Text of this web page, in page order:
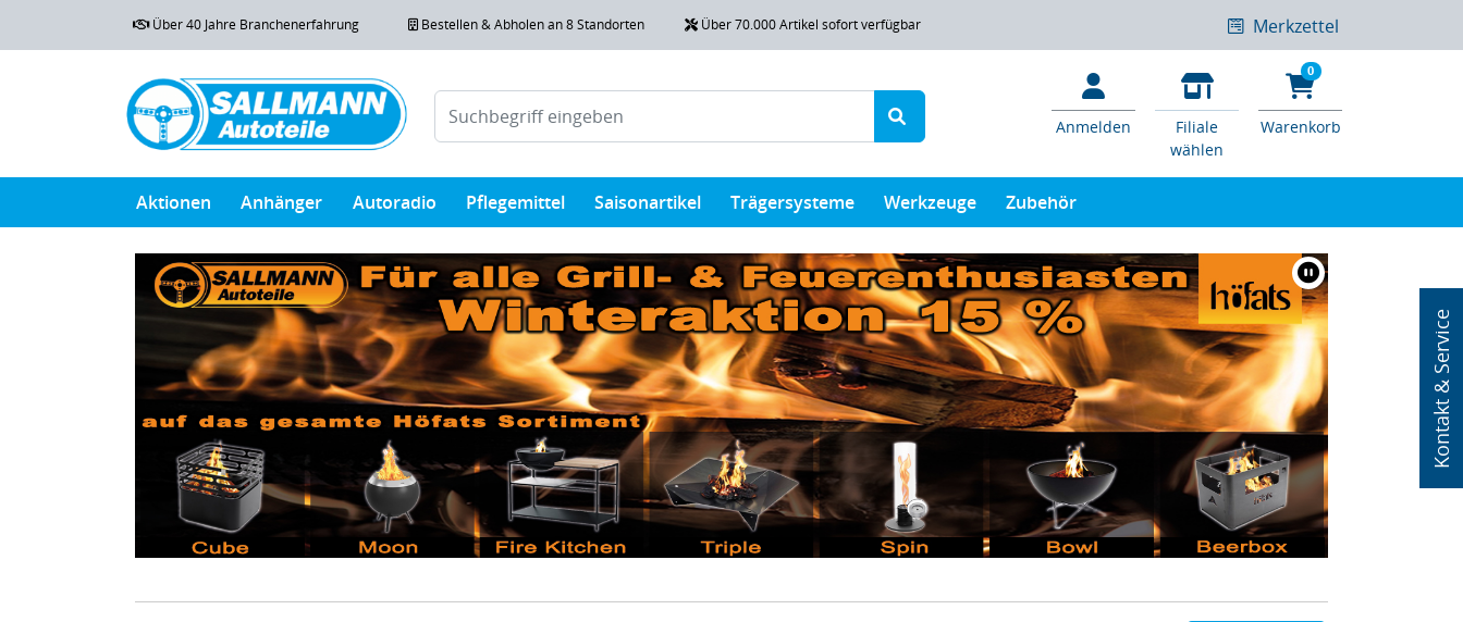
Kontakt & Service
Über 40 Jahre Branchenerfahrung Bestellen & Abholen an 8 Standorten Über 70.000 Artikel sofort verfügbar Merkzettel
Anmelden
Filiale
wählen
0
Warenkorb
Aktionen Anhänger Autoradio Pflegemittel Saisonartikel Trägersysteme Werkzeuge Zubehör